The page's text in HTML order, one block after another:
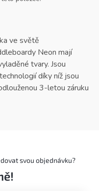
ve světě
Neon mají
tvary. Jsou
díky níž jsou
3-letou záruku
svou objednávku?